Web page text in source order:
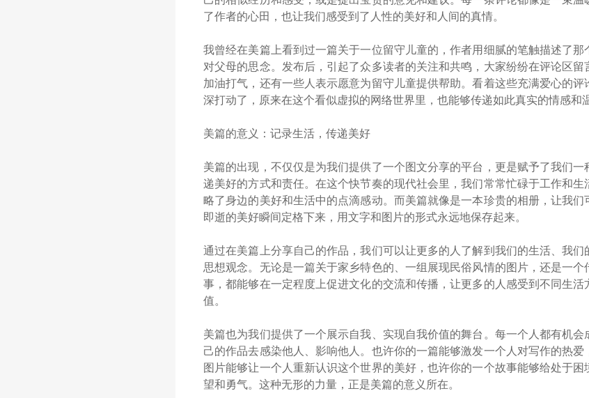
了作者的心田，也让我们感受到了人性的美好和人间的真情。
我曾经在美篇上看到过一篇关于一位留守儿童的，作者用细腻的笔触描述了那
对父母的思念。发布后，引起了众多读者的关注和共鸣，大家纷纷在评论区留
加油打气，还有一些人表示愿意为留守儿童提供帮助。看着这些充满爱心的评
深打动了，原来在这个看似虚拟的网络世界里，也能够传递如此真实的情感和温
美篇的意义：记录生活，传递美好
美篇的出现，不仅仅是为我们提供了一个图文分享的平台，更是赋予了我们一
递美好的方式和责任。在这个快节奏的现代社会里，我们常常忙碌于工作和生
略了身边的美好和生活中的点滴感动。而美篇就像是一本珍贵的相册，让我们
即逝的美好瞬间定格下来，用文字和图片的形式永远地保存起来。
通过在美篇上分享自己的作品，我们可以让更多的人了解到我们的生活、我们
思想观念。无论是一篇关于家乡特色的、一组展现民俗风情的图片，还是一个
事，都能够在一定程度上促进文化的交流和传播，让更多的人感受到不同生活
值。
美篇也为我们提供了一个展示自我、实现自我价值的舞台。每一个人都有机会
己的作品去感染他人、影响他人。也许你的一篇能够激发一个人对写作的热爱
图片能够让一个人重新认识这个世界的美好，也许你的一个故事能够给处于困
望和勇气。这种无形的力量，正是美篇的意义所在。